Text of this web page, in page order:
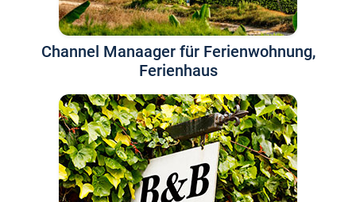
Channel Manaager für Ferienwohnung,
Ferienhaus